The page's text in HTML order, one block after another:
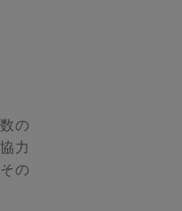
の
力
の